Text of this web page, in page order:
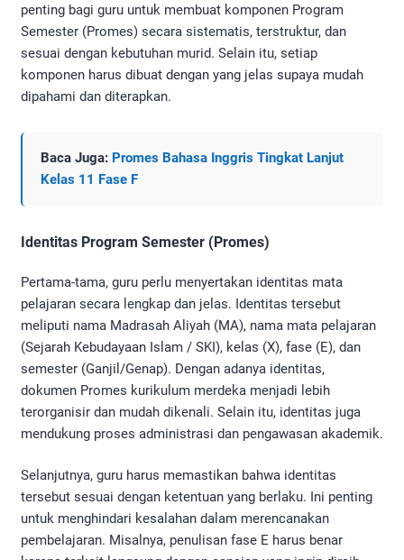
penting bagi guru untuk membuat komponen Program
Semester (Promes) secara sistematis, terstruktur, dan
sesuai dengan kebutuhan murid. Selain itu, setiap
komponen harus dibuat dengan yang jelas supaya mudah
dipahami dan diterapkan.
Baca Juga: Promes Bahasa Inggris Tingkat Lanjut
Kelas 11 Fase F
Identitas Program Semester (Promes)
Pertama-tama, guru perlu menyertakan identitas mata
pelajaran secara lengkap dan jelas. Identitas tersebut
meliputi nama Madrasah Aliyah (MA), nama mata pelajaran
(Sejarah Kebudayaan Islam / SKI), kelas (X), fase (E), dan
semester (Ganjil/Genap). Dengan adanya identitas,
dokumen Promes kurikulum merdeka menjadi lebih
terorganisir dan mudah dikenali. Selain itu, identitas juga
mendukung proses administrasi dan pengawasan akademik.
Selanjutnya, guru harus memastikan bahwa identitas
tersebut sesuai dengan ketentuan yang berlaku. Ini penting
untuk menghindari kesalahan dalam merencanakan
pembelajaran. Misalnya, penulisan fase E harus benar